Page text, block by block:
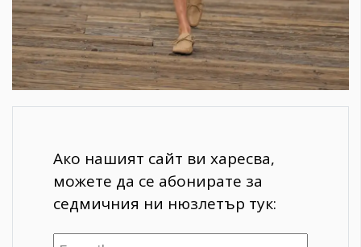
Ако нашият сайт ви харесва,
можете да се абонирате за
седмичния ни нюзлетър тук: